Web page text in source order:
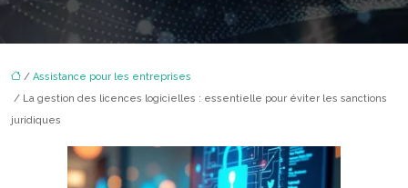
/ Assistance pour les entreprises
/ La gestion des licences logicielles : essentielle pour éviter les sanctions
juridiques